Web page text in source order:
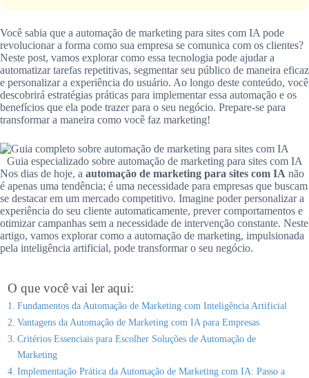
Você sabia que a automação de marketing para sites com IA pode
revolucionar a forma como sua empresa se comunica com os clientes?
Neste post, vamos explorar como essa tecnologia pode ajudar a
automatizar tarefas repetitivas, segmentar seu público de maneira eficaz
e personalizar a experiência do usuário. Ao longo deste conteúdo, você
descobrirá estratégias práticas para implementar essa automação e os
benefícios que ela pode trazer para o seu negócio. Prepare-se para
transformar a maneira como você faz marketing!
Guia especializado sobre automação de marketing para sites com IA
Nos dias de hoje, a automação de marketing para sites com IA não
é apenas uma tendência; é uma necessidade para empresas que buscam
se destacar em um mercado competitivo. Imagine poder personalizar a
experiência do seu cliente automaticamente, prever comportamentos e
otimizar campanhas sem a necessidade de intervenção constante. Neste
artigo, vamos explorar como a automação de marketing, impulsionada
pela inteligência artificial, pode transformar o seu negócio.
O que você vai ler aqui:
Fundamentos da Automação de Marketing com Inteligência Artificial
Vantagens da Automação de Marketing com IA para Empresas
Critérios Essenciais para Escolher Soluções de Automação de
Marketing
Implementação Prática da Automação de Marketing com IA: Passo a